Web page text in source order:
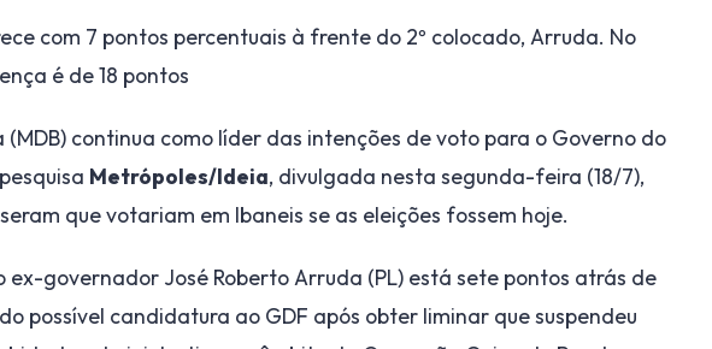
com 7 pontos percentuais à frente do 2º colocado, Arruda. No
é de 18 pontos
(MDB) continua como líder das intenções de voto para o Governo do
Metrópoles/Ideia, divulgada nesta segunda-feira (18/7),
que votariam em Ibaneis se as eleições fossem hoje.
ex-governador José Roberto Arruda (PL) está sete pontos atrás de
possível candidatura ao GDF após obter liminar que suspendeu